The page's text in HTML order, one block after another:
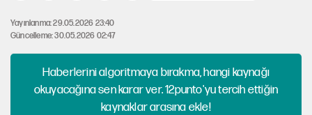
Yayınlanma: 29.05.2026 23:40
Güncelleme: 30.05.2026 02:47
Haberlerini algoritmaya bırakma, hangi kaynağı
okuyacağına sen karar ver. 12punto'yu tercih ettiğin
kaynaklar arasına ekle!